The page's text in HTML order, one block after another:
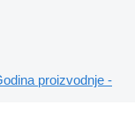
proizvodnje -